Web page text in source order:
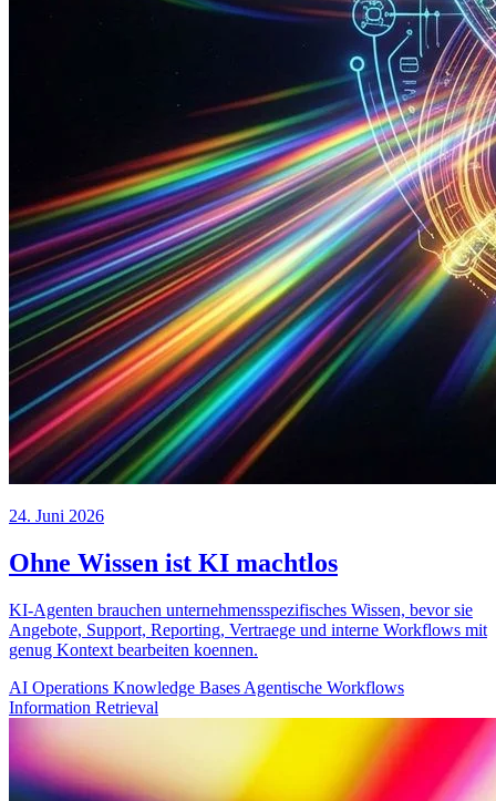
24. Juni 2026
Ohne Wissen ist KI machtlos
KI-Agenten brauchen unternehmensspezifisches Wissen, bevor sie
Angebote, Support, Reporting, Vertraege und interne Workflows mit
genug Kontext bearbeiten koennen.
AI Operations Knowledge Bases Agentische Workflows
Information Retrieval